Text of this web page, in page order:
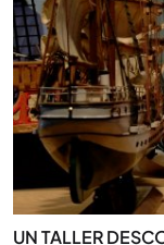
UN TALLER